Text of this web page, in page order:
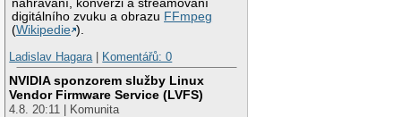
nahrávání, konverzi a streamovaní
digitálního zvuku a obrazu FFmpeg
(Wikipedie ).
Ladislav Hagara| Komentářů: 0
NVIDIA sponzorem služby Linux
Vendor Firmware Service (LVFS)
4.8. 20:11 | Komunita